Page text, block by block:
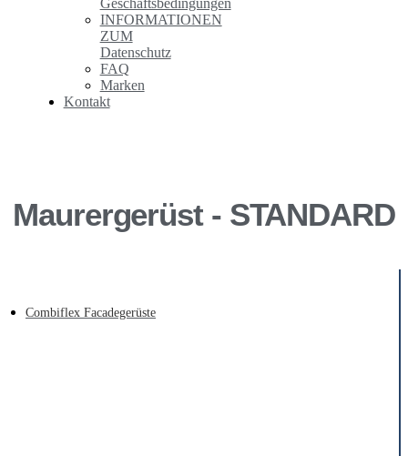
Geschäftsbedingungen
INFORMATIONEN
ZUM
Datenschutz
FAQ
Marken
Kontakt
Maurergerüst - STANDARD
Combiflex Facadegerüste